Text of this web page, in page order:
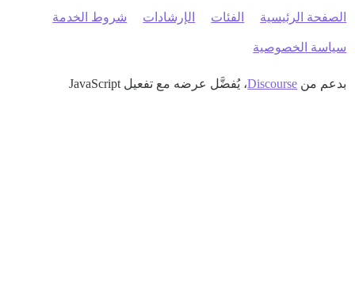
الصفحة الرئيسية الفئات الإرشادات شروط الخدمة
سياسة الخصوصية
بدعم من Discourse، يُفضَّل عرضه مع تفعيل JavaScript